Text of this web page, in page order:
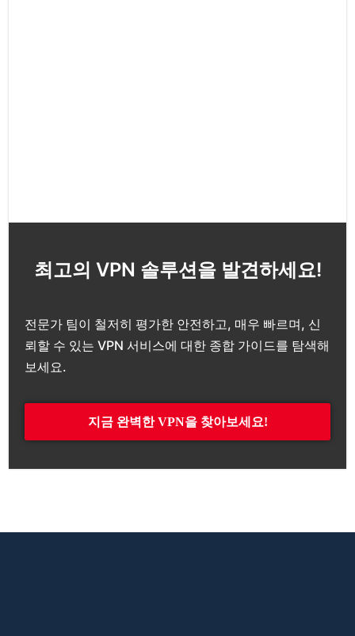
최고의 VPN 솔루션을 발견하세요!
전문가 팀이 철저히 평가한 안전하고, 매우 빠르며, 신
뢰할 수 있는 VPN 서비스에 대한 종합 가이드를 탐색해
보세요.
지금 완벽한 VPN을 찾아보세요!